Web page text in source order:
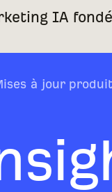
IA
à jour produit